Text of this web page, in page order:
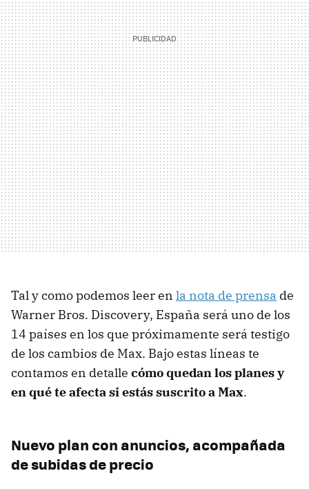
Tal y como podemos leer en la nota de prensa de
Warner Bros. Discovery, España será uno de los
14 países en los que próximamente será testigo
de los cambios de Max. Bajo estas líneas te
contamos en detalle cómo quedan los planes y
en qué te afecta si estás suscrito a Max.
Nuevo plan con anuncios, acompañada
de subidas de precio